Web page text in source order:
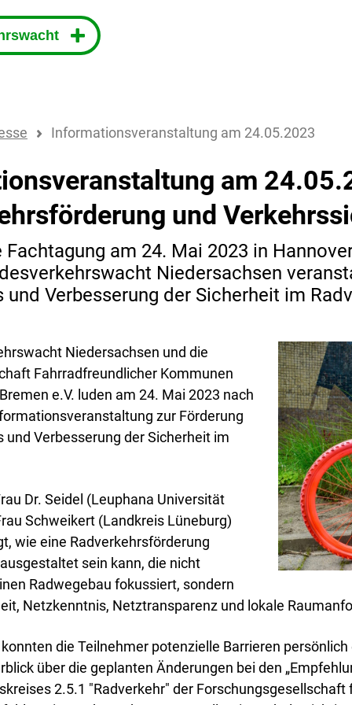
Informationsveranstaltung am 24.05.2023
am
und
Fachtagung am 24. Mai 2023 in
Niedersachsen
und Verbesserung der Sicherheit im
Niedersachsen und die
Fahrradfreundlicher Kommunen
e.V. luden am 24. Mai 2023 nach
zur Förderung
und Verbesserung der Sicherheit im
Dr. Seidel (Leuphana Universität
Schweikert (Landkreis Lüneburg)
wie eine Radverkehrsförderung
sein kann, die nicht
Radwegebau fokussiert, sondern
Netzkenntnis, Netztransparenz und lokale
die Teilnehmer potenzielle Barrieren
über die geplanten Änderungen bei den
2.5.1 "Radverkehr" der